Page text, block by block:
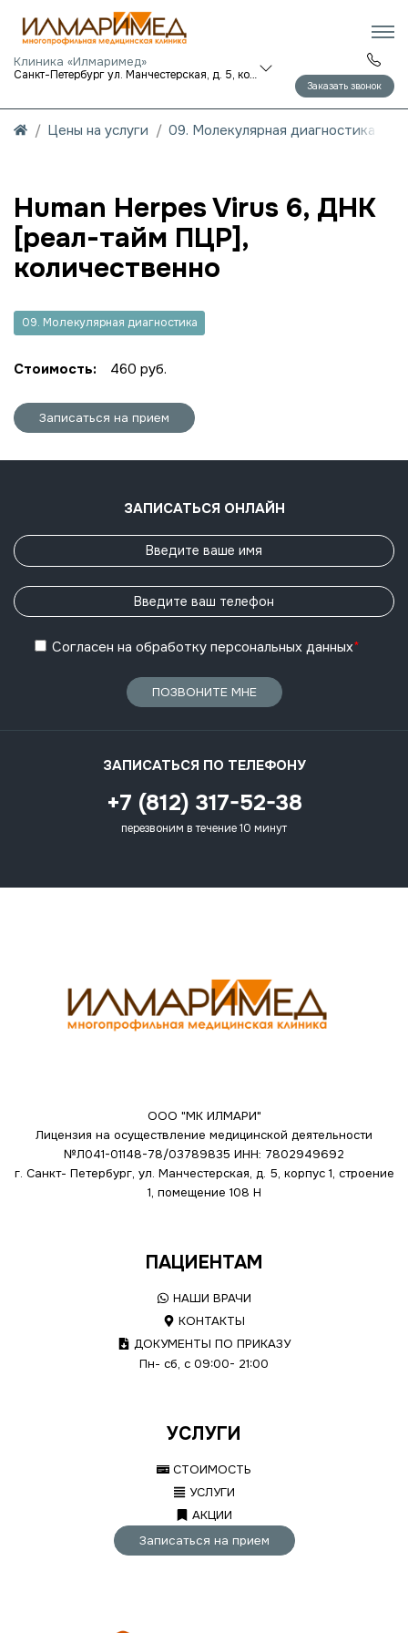
Клиника «Илмаримед»
Санкт-Петербург ул. Манчестерская, д. 5, корп. 1
Заказать звонок
Цены на услуги 09. Молекулярная диагностика
Human Herpes Virus 6, ДНК
[реал-тайм ПЦР],
количественно
09. Молекулярная диагностика
Стоимость: 460 руб.
Записаться на прием
ЗАПИСАТЬСЯ ОНЛАЙН
Согласен на обработку персональных данных*
ПОЗВОНИТЕ МНЕ
ЗАПИСАТЬСЯ ПО ТЕЛЕФОНУ
+7 (812) 317-52-38
перезвоним в течение 10 минут
ООО "МК ИЛМАРИ"
Лицензия на осуществление медицинской деятельности
№Л041-01148-78/03789835 ИНН: 7802949692
г. Санкт- Петербург, ул. Манчестерская, д. 5, корпус 1, строение
1, помещение 108 Н
ПАЦИЕНТАМ
НАШИ ВРАЧИ
КОНТАКТЫ
ДОКУМЕНТЫ ПО ПРИКАЗУ
Пн- сб, с 09:00- 21:00
УСЛУГИ
СТОИМОСТЬ
УСЛУГИ
АКЦИИ
Записаться на прием